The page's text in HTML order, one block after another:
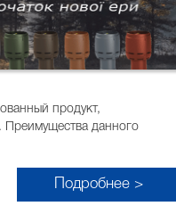
продукт,
Преимущества данного
Подробнее >